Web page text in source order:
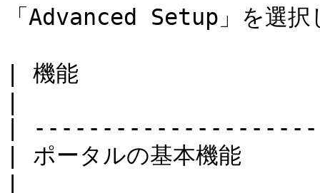
「Advanced Setup」を選択
| 機能
|
| ポータルの基本